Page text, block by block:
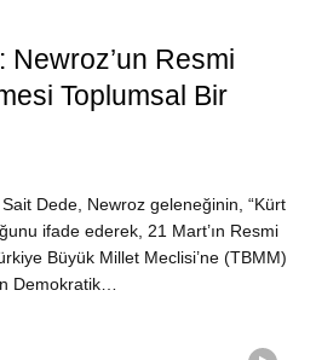
Newroz’un Resmi
Toplumsal Bir
Dede, Newroz geleneğinin, “Kürt
ifade ederek, 21 Mart’ın Resmi
Büyük Millet Meclisi’ne (TBMM)
Demokratik…